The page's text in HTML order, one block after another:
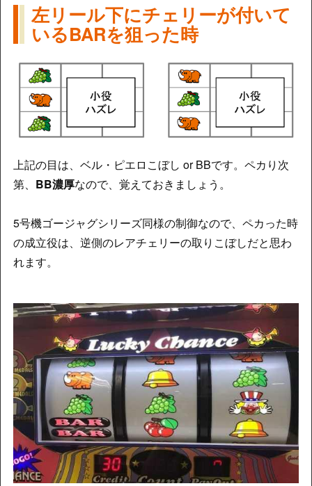
左リール下にチェリーが付いて
いるBARを狙った時
上記の目は、ベル・ピエロこぼし or BBです。ペカり次
第、 BB濃厚なので、覚えておきましょう。
5号機ゴージャグシリーズ同様の制御なので、ペカった時
の成立役は、逆側のレアチェリーの取りこぼしだと思わ
れます。